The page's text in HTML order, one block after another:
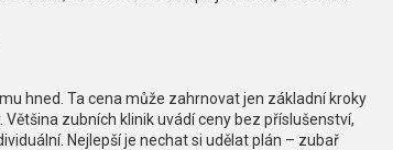
hned. Ta cena může zahrnovat jen základní kroky
zubních klinik uvádí ceny bez příslušenství,
Nejlepší je nechat si udělat plán – zubař